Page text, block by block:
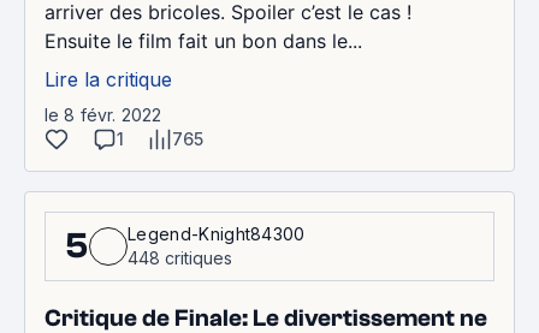
arriver des bricoles. Spoiler c’est le cas !
Ensuite le film fait un bon dans le...
Lire la critique
le 8 févr. 2022
1
765
5
Legend-Knight84300
448 critiques
Critique de Finale: Le divertissement ne